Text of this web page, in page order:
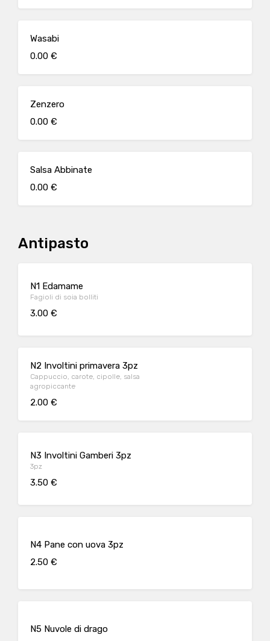
Wasabi
0.00 €
Zenzero
0.00 €
Salsa Abbinate
0.00 €
Antipasto
N1 Edamame
Fagioli di soia bolliti
3.00 €
N2 Involtini primavera 3pz
Cappuccio, carote, cipolle, salsa
agropiccante
2.00 €
N3 Involtini Gamberi 3pz
3pz
3.50 €
N4 Pane con uova 3pz
2.50 €
N5 Nuvole di drago